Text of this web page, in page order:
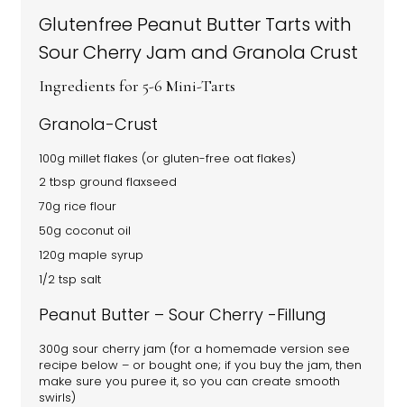
Glutenfree Peanut Butter Tarts with
Sour Cherry Jam and Granola Crust
Ingredients for 5-6 Mini-Tarts
Granola-Crust
100g millet flakes (or gluten-free oat flakes)
2 tbsp ground flaxseed
70g rice flour
50g coconut oil
120g maple syrup
1/2 tsp salt
Peanut Butter – Sour Cherry -Fillung
300g sour cherry jam (for a homemade version see
recipe below – or bought one; if you buy the jam, then
make sure you puree it, so you can create smooth
swirls)